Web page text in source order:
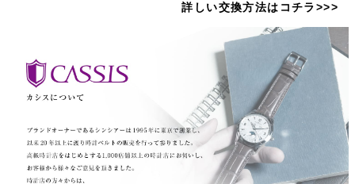
詳しい交換方法はコチラ>>>